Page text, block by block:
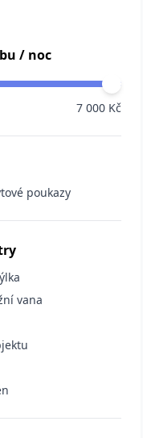
/ noc
7 000 Kč
poukazy
vana